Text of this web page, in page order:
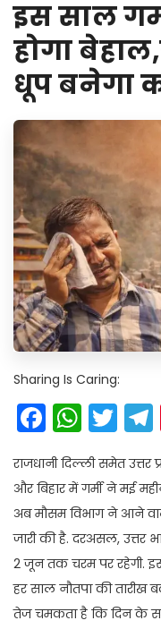
इस साल
होगा
धूप बनेगा
Sharing Is Caring:
राजधानी दिल्ली समेत उत्तर
और बिहार में गर्मी ने मई
अब मौसम विभाग ने आने
जारी की है. दरअसल, उत्तर
2 जून तक चरम पर रहेगी.
हर साल नौतपा की तारीख
तेज चमकता है कि दिन के